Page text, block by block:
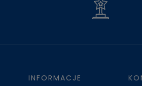
INFORMACJE